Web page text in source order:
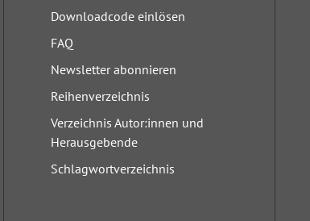
Downloadcode einlösen
FAQ
Newsletter abonnieren
Reihenverzeichnis
Verzeichnis Autor:innen und
Herausgebende
Schlagwortverzeichnis